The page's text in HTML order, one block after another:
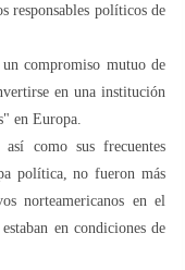
responsables políticos de
compromiso mutuo de
en una institución
en Europa.
como sus frecuentes
política, no fueron más
norteamericanos en el
en condiciones de